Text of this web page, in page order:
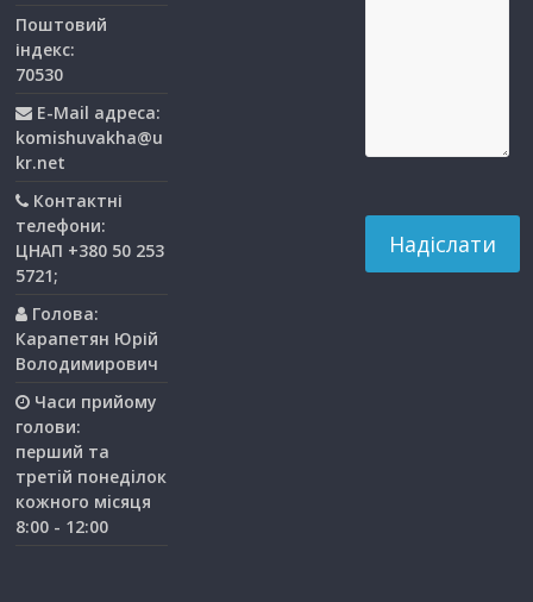
Поштовий
індекс:
70530
E-Mail адреса:
komishuvakha@u
kr.net
Контактні
телефони:
ЦНАП +380 50 253
5721;
Голова:
Карапетян Юрій
Володимирович
Часи прийому
голови:
перший та
третiй понедiлок
кожного мiсяця
8:00 - 12:00